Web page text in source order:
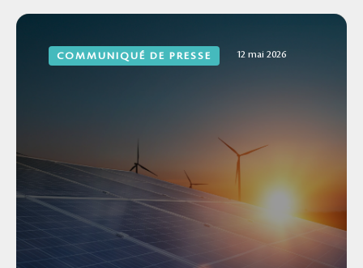
COMMUNIQUÉ DE PRESSE 12 mai 2026